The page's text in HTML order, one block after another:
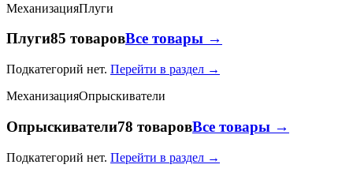
МеханизацияПлуги
Плуги85 товаровВсе товары →
Подкатегорий нет. Перейти в раздел →
МеханизацияОпрыскиватели
Опрыскиватели78 товаровВсе товары →
Подкатегорий нет. Перейти в раздел →